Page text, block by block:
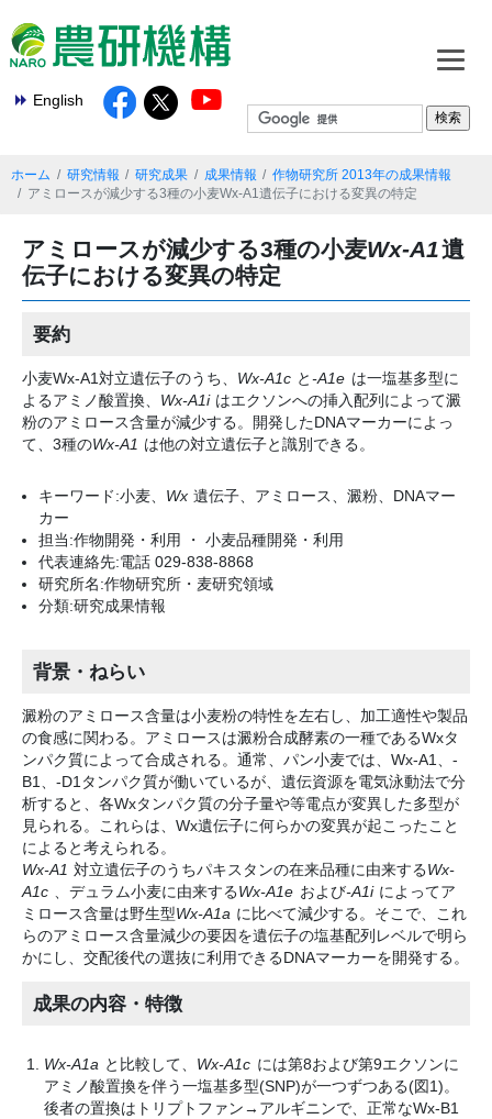
English
ホーム 研究情報 研究成果 成果情報
作物研究所 2013年の成果情報
アミロースが減少する3種の小麦Wx-A1遺伝子における変異の特定
アミロースが減少する3種の小麦Wx-A1遺
伝子における変異の特定
要約
小麦Wx-A1対立遺伝子のうち、 Wx-A1c と-A1e は一塩基多型に
よるアミノ酸置換、 Wx-A1i はエクソンへの挿入配列によって澱
粉のアミロース含量が減少する。開発したDNAマーカーによっ
て、3種のWx-A1 は他の対立遺伝子と識別できる。
キーワード:小麦、 Wx 遺伝子、アミロース、澱粉、DNAマー
カー
担当:作物開発・利用 ・ 小麦品種開発・利用
代表連絡先:電話 029-838-8868
研究所名:作物研究所・麦研究領域
分類:研究成果情報
背景・ねらい
澱粉のアミロース含量は小麦粉の特性を左右し、加工適性や製品
の食感に関わる。アミロースは澱粉合成酵素の一種であるWxタ
ンパク質によって合成される。通常、パン小麦では、Wx-A1、-
B1、-D1タンパク質が働いているが、遺伝資源を電気泳動法で分
析すると、各Wxタンパク質の分子量や等電点が変異した多型が
見られる。これらは、Wx遺伝子に何らかの変異が起こったこと
によると考えられる。
Wx-A1 対立遺伝子のうちパキスタンの在来品種に由来するWx-
A1c 、デュラム小麦に由来するWx-A1e および-A1i によってア
ミロース含量は野生型Wx-A1a に比べて減少する。そこで、これ
らのアミロース含量減少の要因を遺伝子の塩基配列レベルで明ら
かにし、交配後代の選抜に利用できるDNAマーカーを開発する。
成果の内容・特徴
Wx-A1a と比較して、 Wx-A1c には第8および第9エクソンに
アミノ酸置換を伴う一塩基多型(SNP)が一つずつある(図1)。
後者の置換はトリプトファン→アルギニンで、正常なWx-B1